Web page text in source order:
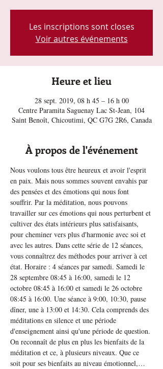
Les inscriptions sont closes
Voir autres événements
Heure et lieu
28 sept. 2019, 08 h 45 – 16 h 00
Centre Paramita Saguenay Lac St-Jean, 104
Saint Benoît, Chicoutimi, QC G7G 2R6, Canada
À propos de l'événement
Nous voulons tous être heureux et avoir l'esprit
en paix. Mais nous sommes souvent envahis par
des pensées et des émotions qui nous font
souffrir. Par la méditation, nous pouvons
travailler sur ces émotions qui nous perturbent et
cultiver des états intérieurs plus satisfaisants,
pour cheminer vers plus d'harmonie avec soi et
avec les autres. Dans cette série de 12 séances,
vous connaîtrez des méthodes pour arriver à cet
état. Horaire : 4 séances par samedi. Samedi le
28 septembre 08:45 à 16:00, samedi le 12
octobre 08:45 à 16:00 et samedi le 26 octobre
08:45 à 16:00. Une séance à 9:00, 10:30, pause
dîner, une à 13:00 et 14:30. Cela comprends des
méditations en silence et une période
d'enseignement ainsi qu'une période de question.
On reconnaît de plus en plus les bienfaits de la
méditation et ce, à plusieurs niveaux. Que ce
soit pour ses bienfaits au niveau émotionnel,…